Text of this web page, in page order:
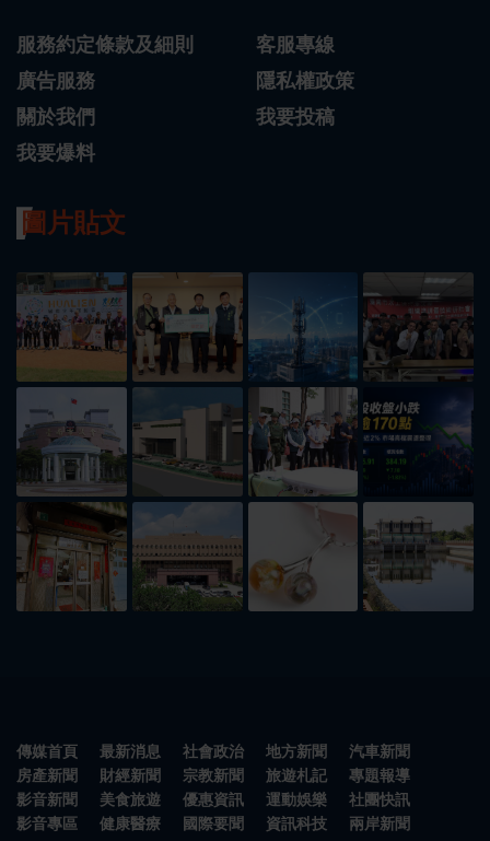
服務約定條款及細則
客服專線
廣告服務
隱私權政策
關於我們
我要投稿
我要爆料
圖片貼文
傳媒首頁 最新消息 社會政治 地方新聞
汽車新聞
房產新聞
財經新聞 宗教新聞 旅遊札記
專題報導
影音新聞
美食旅遊 優惠資訊 運動娛樂
社團快訊
影音專區
健康醫療 國際要聞 資訊科技 兩岸新聞